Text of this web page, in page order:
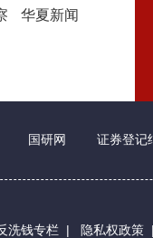
华夏新闻
国研网 证券登记
洗钱专栏 | 隐私权政策